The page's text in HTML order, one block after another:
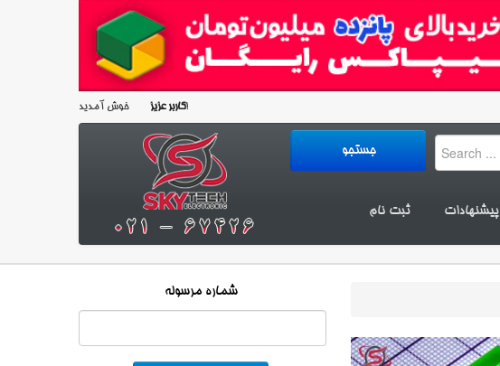
کاربر عزیزخوش آمدید!
پیشنهادات ثبت نام
شماره مرسوله